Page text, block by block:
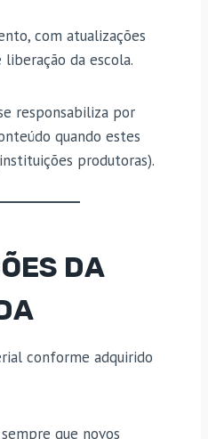
com atualizações
da escola.
responsabiliza por
quando estes
produtoras).
DA
conforme adquirido
que novos